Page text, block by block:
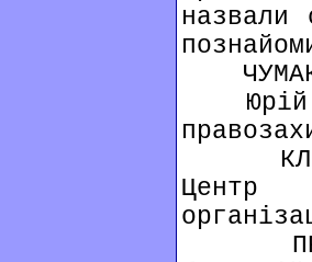
ЧУМАК
Юрій
Центр